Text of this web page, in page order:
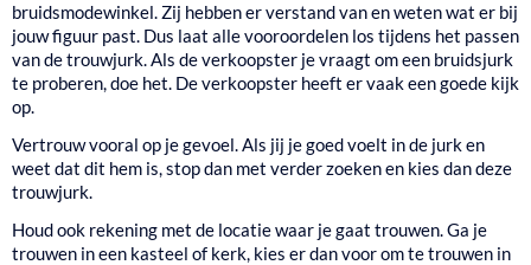
bruidsmodewinkel. Zij hebben er verstand van en weten wat er bij
jouw figuur past. Dus laat alle vooroordelen los tijdens het passen
van de trouwjurk. Als de verkoopster je vraagt om een bruidsjurk
te proberen, doe het. De verkoopster heeft er vaak een goede kijk
op.
Vertrouw vooral op je gevoel. Als jij je goed voelt in de jurk en
weet dat dit hem is, stop dan met verder zoeken en kies dan deze
trouwjurk.
Houd ook rekening met de locatie waar je gaat trouwen. Ga je
trouwen in een kasteel of kerk, kies er dan voor om te trouwen in